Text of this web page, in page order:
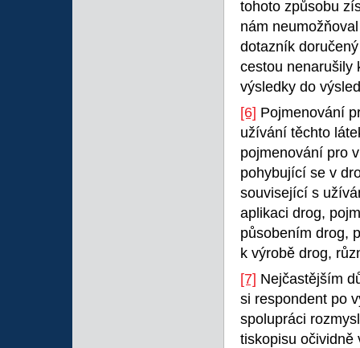
tohoto způsobu
nám
dotazník
cestou nenarušily
výsledky do
[6] Pojmenování
užívání těchto
pojmenování pro
pohybující se v
související s
aplikaci drog,
působením drog,
k výrobě drog,
[7] Nejčastějším
si respondent po
spolupráci
tiskopisu očividně